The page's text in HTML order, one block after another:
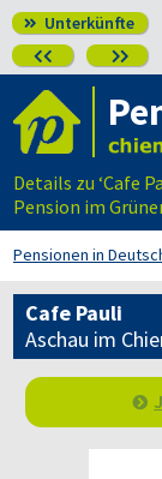
 Unterkünfte
 
Details zu ‘Cafe
Pension im
Pensionen in
Cafe Pauli
Aschau im